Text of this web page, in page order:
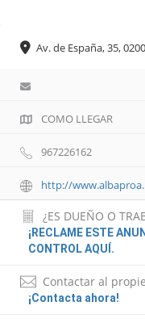
Av. de España, 35,
COMO LLEGAR
967226162
http://
¿ES DUEÑO O
¡RECLAME ESTE
CONTROL AQUÍ.
Contactar al
¡Contacta ahora!